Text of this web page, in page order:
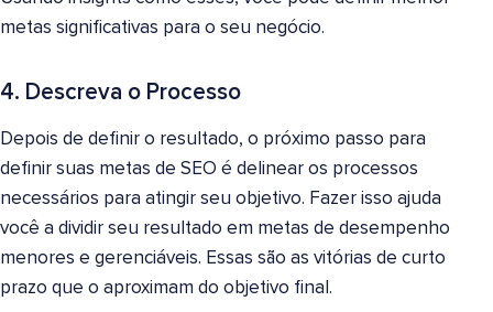
metas significativas para o seu negócio.
4. Descreva o Processo
Depois de definir o resultado, o próximo passo para
definir suas metas de SEO é delinear os processos
necessários para atingir seu objetivo. Fazer isso ajuda
você a dividir seu resultado em metas de desempenho
menores e gerenciáveis. Essas são as vitórias de curto
prazo que o aproximam do objetivo final.